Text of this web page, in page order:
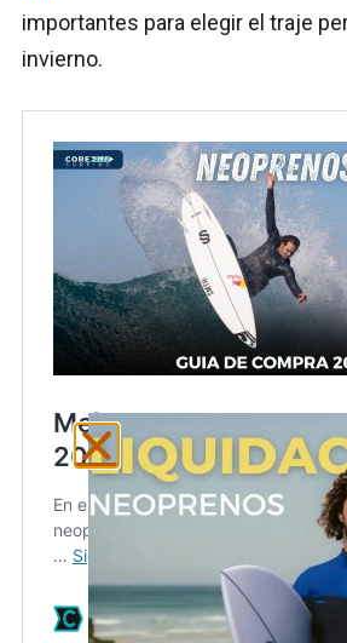
importantes para elegir el traje
invierno.